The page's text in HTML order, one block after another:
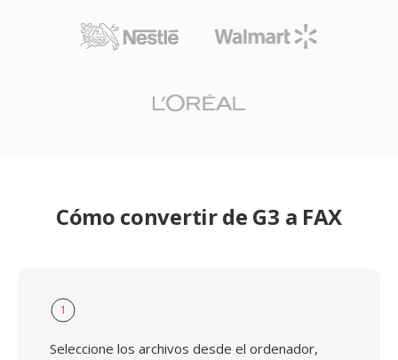
Cómo convertir de G3 a FAX
1
Seleccione los archivos desde el ordenador,